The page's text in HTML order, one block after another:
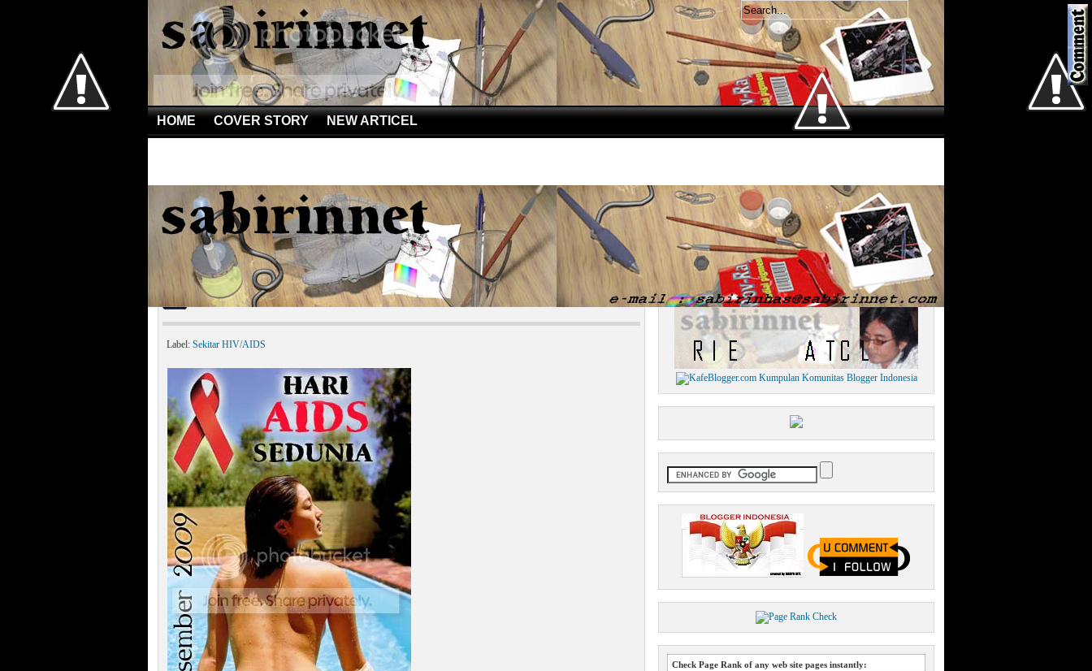
HOME COVER STORY NEW ARTICEL
Sekitar HIV/AIDS»Kisah Hidup Penderita AIDS | Curhat Cintia Untuk Saudaranya
Kisah Hidup Penderita AIDS | Curhat Cintia Untuk Saudaranya
Label: Sekitar HIV/AIDS
Welcome
Jum'at 7 Agustus 2026
Check Page Rank of any web site pages instantly: